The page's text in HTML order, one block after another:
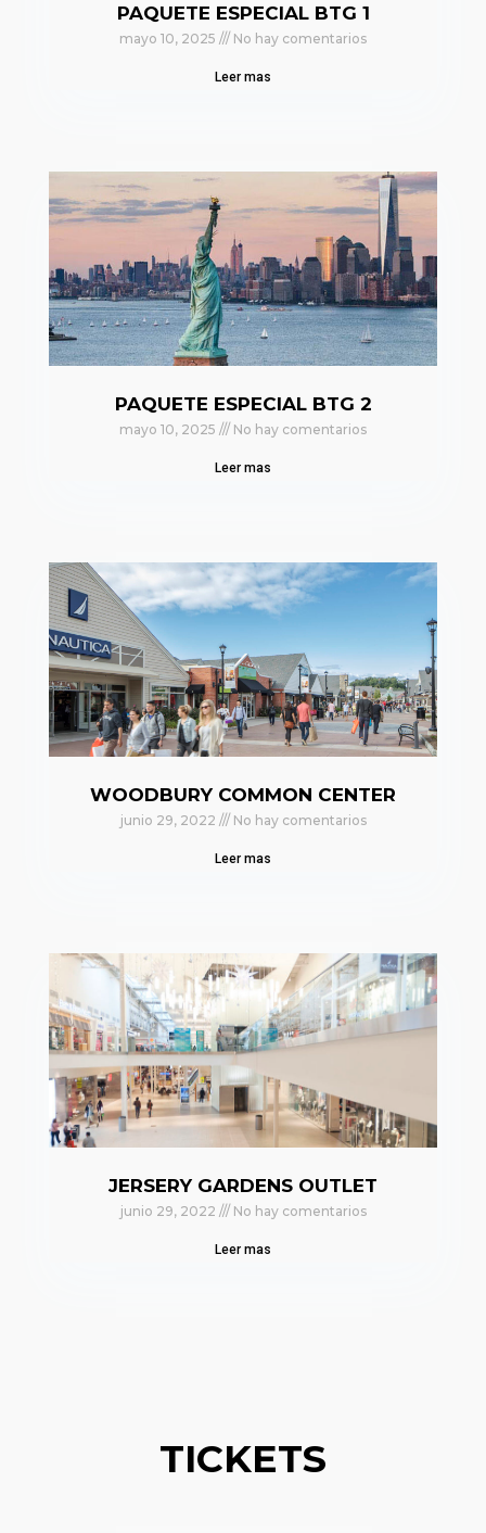
PAQUETE ESPECIAL BTG 1
mayo 10, 2025 No hay comentarios
Leer mas
PAQUETE ESPECIAL BTG 2
mayo 10, 2025 No hay comentarios
Leer mas
WOODBURY COMMON CENTER
junio 29, 2022 No hay comentarios
Leer mas
JERSERY GARDENS OUTLET
junio 29, 2022 No hay comentarios
Leer mas
TICKETS